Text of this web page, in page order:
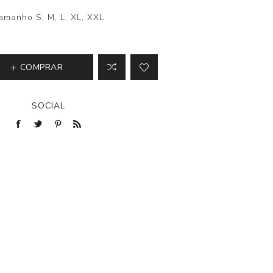
S, M, L, XL, XXL
COMPRAR
SOCIAL